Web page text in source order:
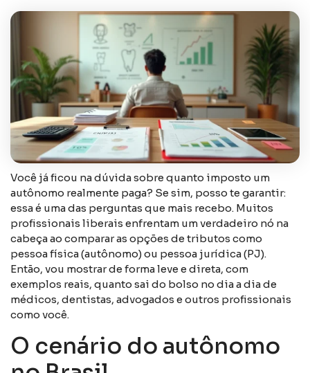
Você já ficou na dúvida sobre quanto imposto um
autônomo realmente paga? Se sim, posso te garantir:
essa é uma das perguntas que mais recebo. Muitos
profissionais liberais enfrentam um verdadeiro nó na
cabeça ao comparar as opções de tributos como
pessoa física (autônomo) ou pessoa jurídica (PJ).
Então, vou mostrar de forma leve e direta, com
exemplos reais, quanto sai do bolso no dia a dia de
médicos, dentistas, advogados e outros profissionais
como você.
O cenário do autônomo